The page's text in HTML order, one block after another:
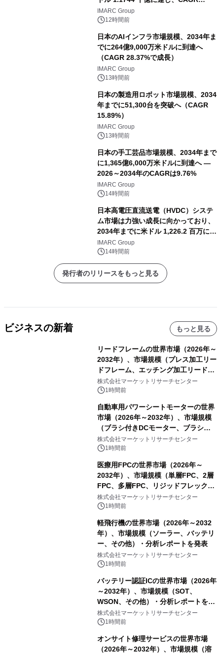
6.40%で成長すると予測
IMARC Group
12時間前
日本のAIインフラ市場規模、2034年ま
でに264億9,000万米ドルに到達へ
（CAGR 28.37%で成長）
IMARC Group
13時間前
日本の製造用ロボット市場規模、2034
年までに51,300台を突破へ（CAGR
15.89%）
IMARC Group
13時間前
日本の手工芸品市場規模、2034年まで
に1,365億6,000万米ドルに到達へ ―
2026～2034年のCAGRは9.76%
IMARC Group
14時間前
日本高電圧直流送電（HVDC）システ
ム市場は力強い成長に向かっており、
2034年までに米ドル 1,226.2 百万に達
し、CAGR 5.77%で拡大すると予測
IMARC Group
14時間前
発行者のリリースをもっと見る
ビジネスの新着 もっと見る
リードフレームの世界市場（2026年～
2032年）、市場規模（プレス加工リー
ドフレーム、エッチング加工リードフ
レーム）・分析レポートを発表
株式会社マーケットリサーチセンター
1時間前
自動車用パワーシートモーターの世界
市場（2026年～2032年）、市場規模
（ブラシ付きDCモーター、ブラシレ
スDCモーター）・分析レポートを発
表
株式会社マーケットリサーチセンター
1時間前
医療用FPCの世界市場（2026年～
2032年）、市場規模（単層FPC、2層
FPC、多層FPC、リジッドフレックス
PCB）・分析レポートを発表
株式会社マーケットリサーチセンター
1時間前
軽飛行機の世界市場（2026年～2032
年）、市場規模（ソーラー、バッテリ
ー、その他）・分析レポートを発表
株式会社マーケットリサーチセンター
1時間前
バッテリー認証ICの世界市場（2026年
～2032年）、市場規模（SOT、
WSON、その他）・分析レポートを発
表
株式会社マーケットリサーチセンター
1時間前
オンサイト修理サービスの世界市場
（2026年～2032年）、市場規模（溶